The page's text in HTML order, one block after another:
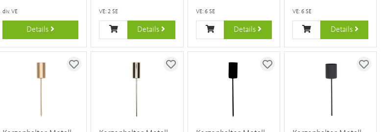
div. VE
Details
VE: 2 SE
Details
VE: 6 SE
Details
VE: 6 SE
Details